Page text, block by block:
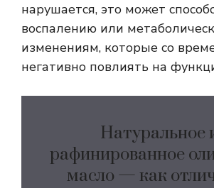
нарушается, это может
воспалению или
изменениям, которые со
негативно повлиять на
Натуральное
рафинированное
масло — как